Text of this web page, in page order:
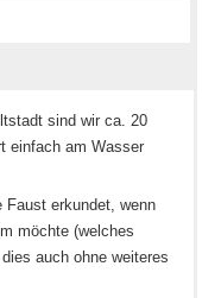
sind wir ca. 20
einfach am Wasser
Faust erkundet, wenn
möchte (welches
auch ohne weiteres